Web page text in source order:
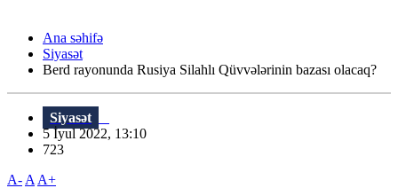
Ana səhifə
Siyasət
Berd rayonunda Rusiya Silahlı Qüvvələrinin bazası olacaq?
Siyasət
5 İyul 2022, 13:10
723
A- A A+